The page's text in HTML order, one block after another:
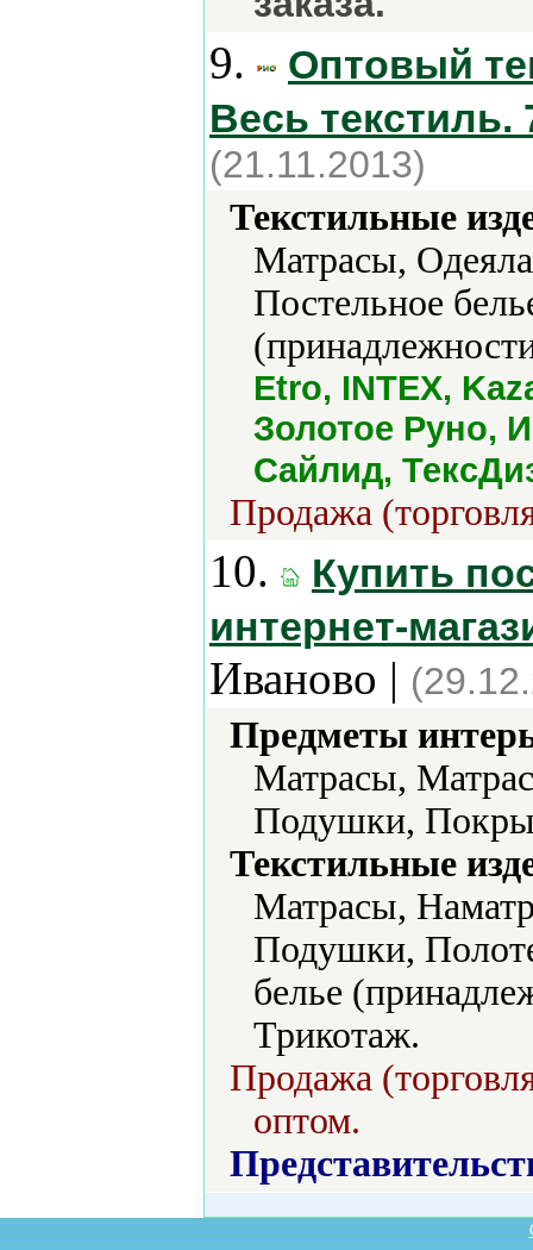
9.
Оптовый
Весь текстиль.
(21.11.2013)
Текстильные
Матрасы,
Постельное
Etro, INTEX,
Золотое Руно,
Сайлид,
Продажа
10.
Купить
интернет-
Иваново |
Предметы
Матрасы,
Подушки,
Текстильные
Матрасы,
Подушки,
белье
Трикотаж.
Продажа
оптом.